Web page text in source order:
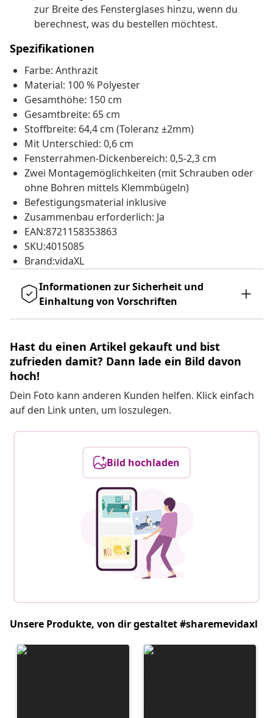
zur Breite des Fensterglases hinzu, wenn du
berechnest, was du bestellen möchtest.
Spezifikationen
Farbe: Anthrazit
Material: 100 % Polyester
Gesamthöhe: 150 cm
Gesamtbreite: 65 cm
Stoffbreite: 64,4 cm (Toleranz ±2mm)
Mit Unterschied: 0,6 cm
Fensterrahmen-Dickenbereich: 0,5-2,3 cm
Zwei Montagemöglichkeiten (mit Schrauben oder
ohne Bohren mittels Klemmbügeln)
Befestigungsmaterial inklusive
Zusammenbau erforderlich: Ja
EAN:8721158353863
SKU:4015085
Brand:vidaXL
Informationen zur Sicherheit und
Einhaltung von Vorschriften
Hast du einen Artikel gekauft und bist
zufrieden damit? Dann lade ein Bild davon
hoch!
Dein Foto kann anderen Kunden helfen. Klick einfach
auf den Link unten, um loszulegen.
Bild hochladen
Unsere Produkte, von dir gestaltet #sharemevidaxl